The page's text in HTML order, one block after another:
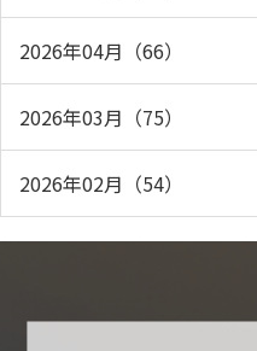
2026年04月（66）
2026年03月（75）
2026年02月（54）